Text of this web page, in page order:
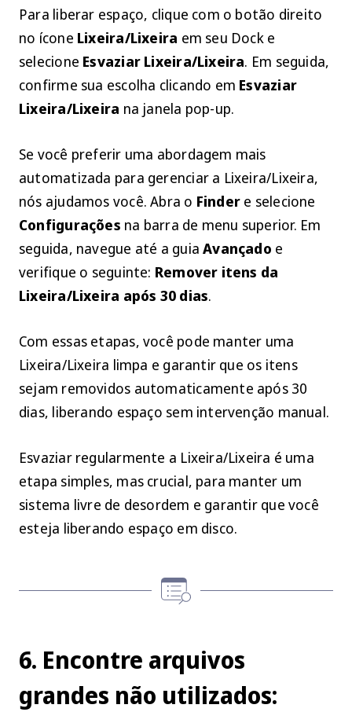
Para liberar espaço, clique com o botão direito
no ícone Lixeira/Lixeira em seu Dock e
selecione Esvaziar Lixeira/Lixeira. Em seguida,
confirme sua escolha clicando em Esvaziar
Lixeira/Lixeira na janela pop-up.
Se você preferir uma abordagem mais
automatizada para gerenciar a Lixeira/Lixeira,
nós ajudamos você. Abra o Finder e selecione
Configurações na barra de menu superior. Em
seguida, navegue até a guiaAvançado e
verifique o seguinte: Remover itens da
Lixeira/Lixeira após 30 dias.
Com essas etapas, você pode manter uma
Lixeira/Lixeira limpa e garantir que os itens
sejam removidos automaticamente após 30
dias, liberando espaço sem intervenção manual.
Esvaziar regularmente a Lixeira/Lixeira é uma
etapa simples, mas crucial, para manter um
sistema livre de desordem e garantir que você
esteja liberando espaço em disco.
6. Encontre arquivos
grandes não utilizados: